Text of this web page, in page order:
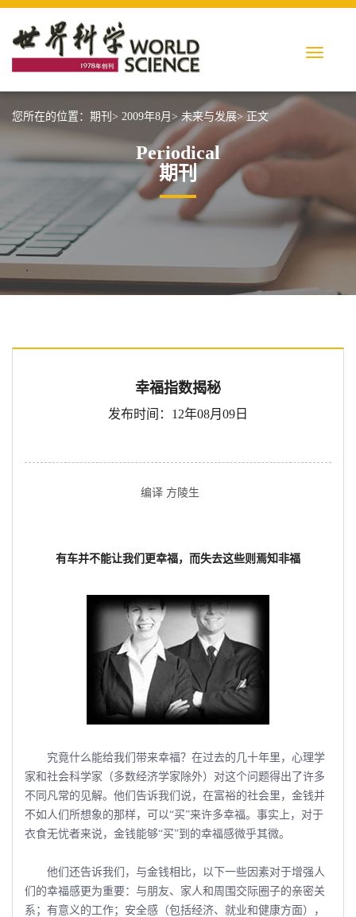
您所在的位置： 期刊> 2009年8月> 未来与发展> 正文
Periodical
期刊
幸福指数揭秘
发布时间：12年08月09日
编译 方陵生
有车并不能让我们更幸福，而失去这些则焉知非福
究竟什么能给我们带来幸福？在过去的几十年里，心理学
家和社会科学家（多数经济学家除外）对这个问题得出了许多
不同凡常的见解。他们告诉我们说，在富裕的社会里，金钱并
不如人们所想象的那样，可以“买”来许多幸福。事实上，对于
衣食无忧者来说，金钱能够“买”到的幸福感微乎其微。
他们还告诉我们，与金钱相比，以下一些因素对于增强人
们的幸福感更为重要：与朋友、家人和周围交际圈子的亲密关
系；有意义的工作；安全感（包括经济、就业和健康方面），